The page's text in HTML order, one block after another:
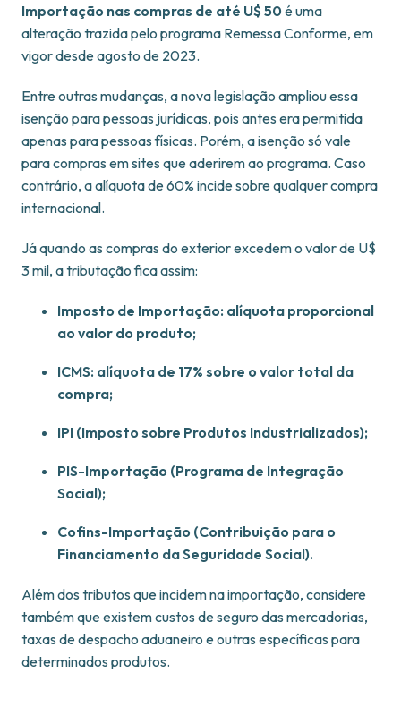
Importação nas compras de até U$ 50é uma
alteração trazida pelo programa Remessa Conforme, em
vigor desde agosto de 2023.
Entre outras mudanças, a nova legislação ampliou essa
isenção para pessoas jurídicas, pois antes era permitida
apenas para pessoas físicas. Porém, a isenção só vale
para compras em sites que aderirem ao programa. Caso
contrário, a alíquota de 60% incide sobre qualquer compra
internacional.
Já quando as compras do exterior excedem o valor de U$
3 mil, a tributação fica assim:
Imposto de Importação: alíquota proporcional
ao valor do produto;
ICMS: alíquota de 17% sobre o valor total da
compra;
IPI (Imposto sobre Produtos Industrializados);
PIS-Importação (Programa de Integração
Social);
Cofins-Importação (Contribuição para o
Financiamento da Seguridade Social).
Além dos tributos que incidem na importação, considere
também que existem custos de seguro das mercadorias,
taxas de despacho aduaneiro e outras específicas para
determinados produtos.